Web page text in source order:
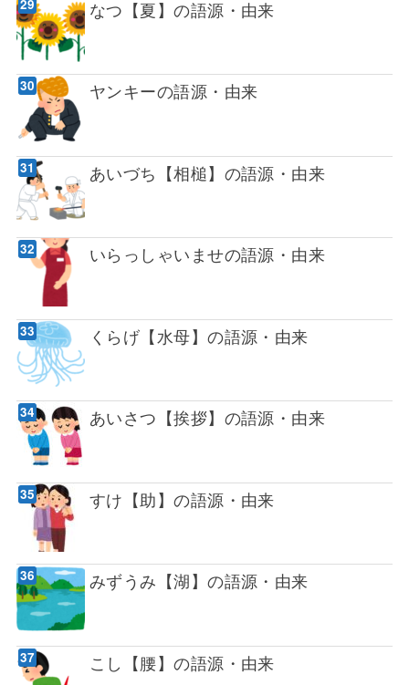
なつ【夏】の語源・由来
ヤンキーの語源・由来
あいづち【相槌】の語源・由来
いらっしゃいませの語源・由来
くらげ【水母】の語源・由来
あいさつ【挨拶】の語源・由来
すけ【助】の語源・由来
みずうみ【湖】の語源・由来
こし【腰】の語源・由来